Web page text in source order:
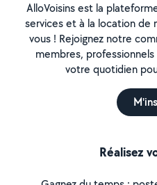
AlloVoisins est la
services et à la location de
vous ! Rejoignez notre
membres,
votre quotidien
Réalisez